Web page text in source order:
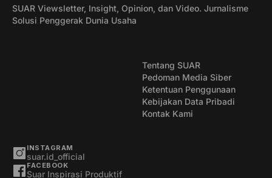
SUAR Viewsletter, Insight, Opinion, dan Video. Jurnalisme
Solusi Penggerak Dunia Usaha
Tentang SUAR
Pedoman Media Siber
Ketentuan Penggunaan
Kebijakan Data Pribadi
Kontak Kami
INSTAGRAM
suar.id_official
FACEBOOK
Suar Inspirasi Produktif